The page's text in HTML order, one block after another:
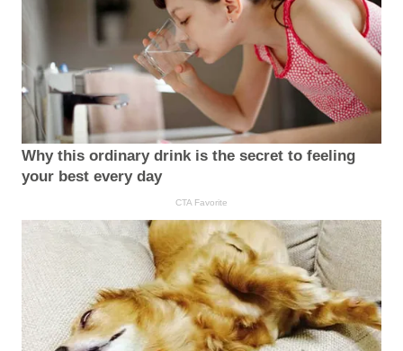
Why this ordinary drink is the secret to feeling
your best every day
CTA Favorite